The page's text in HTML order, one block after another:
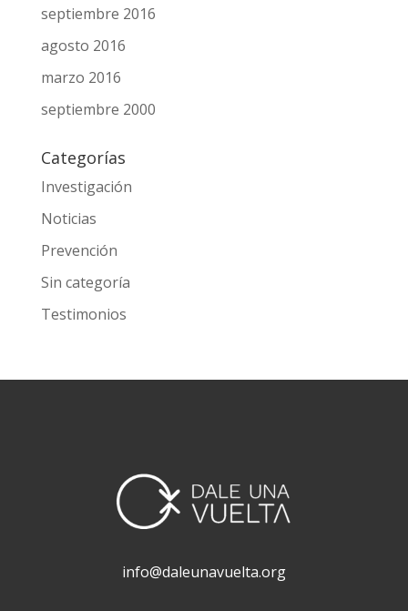
septiembre 2016
agosto 2016
marzo 2016
septiembre 2000
Categorías
Investigación
Noticias
Prevención
Sin categoría
Testimonios
info@daleunavuelta.org